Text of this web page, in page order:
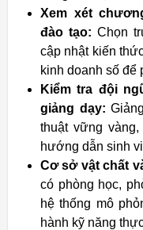
Xem xét
đào tạo: Chọn
cập nhật kiến
kinh doanh số
Kiểm tra đội
giảng dạy:
thuật vững
hướng dẫn sinh
Cơ sở vật chất
có phòng học,
hệ thống mô
hành kỹ năng